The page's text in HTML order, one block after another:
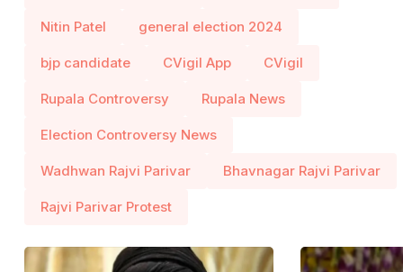
Nitin Patel general election 2024
bjp candidate CVigil App CVigil
Rupala Controversy Rupala News
Election Controversy News
Wadhwan Rajvi Parivar Bhavnagar Rajvi Parivar
Rajvi Parivar Protest